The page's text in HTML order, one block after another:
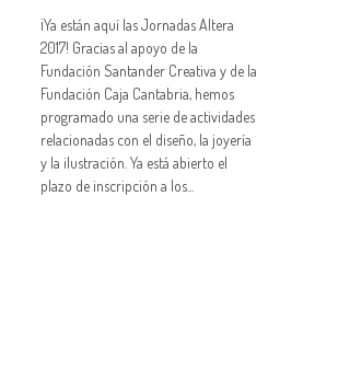
¡Ya están aquí las Jornadas Altera
2017! Gracias al apoyo de la
Fundación Santander Creativa y de la
Fundación Caja Cantabria, hemos
programado una serie de actividades
relacionadas con el diseño, la joyería
y la ilustración. Ya está abierto el
plazo de inscripción a los...